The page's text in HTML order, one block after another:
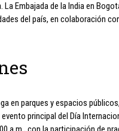
Embajada de la India en
del país, en colaboración
en parques y espacios
principal del Día